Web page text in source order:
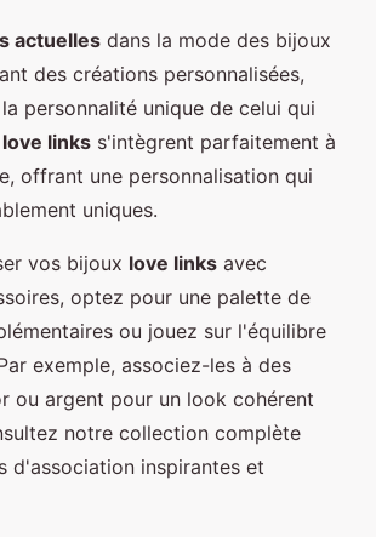
actuelles dans la mode des bijoux
des créations personnalisées,
personnalité unique de celui qui
love links s'intègrent parfaitement à
offrant une personnalisation qui
uniques.
vos bijoux love links avec
optez pour une palette de
ou jouez sur l'équilibre
exemple, associez-les à des
ou argent pour un look cohérent
notre collection complète
d'association inspirantes et